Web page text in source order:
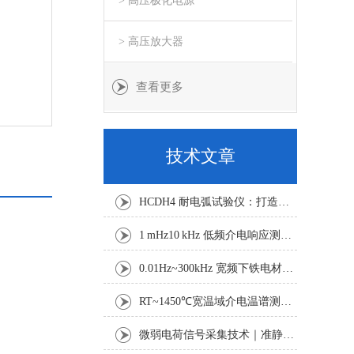
> 高压放大器
查看更多
技术文章
HCDH4 耐电弧试验仪：打造稳定可靠的绝缘电弧测试平台
1 mHz10 kHz 低频介电响应测试：电缆绝缘老化与诊断技术探析
0.01Hz~300kHz 宽频下铁电材料电滞回线与击穿特性测试研究
RT~1450℃宽温域介电温谱测试方案：真空气氛下功能材料电学表征
微弱电荷信号采集技术｜准静态法压电系数准确测试研究